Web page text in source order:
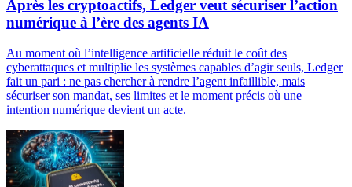
Après les cryptoactifs, Ledger veut sécuriser l’action
numérique à l’ère des agents IA
Au moment où l’intelligence artificielle réduit le coût des
cyberattaques et multiplie les systèmes capables d’agir seuls, Ledger
fait un pari : ne pas chercher à rendre l’agent infaillible, mais
sécuriser son mandat, ses limites et le moment précis où une
intention numérique devient un acte.